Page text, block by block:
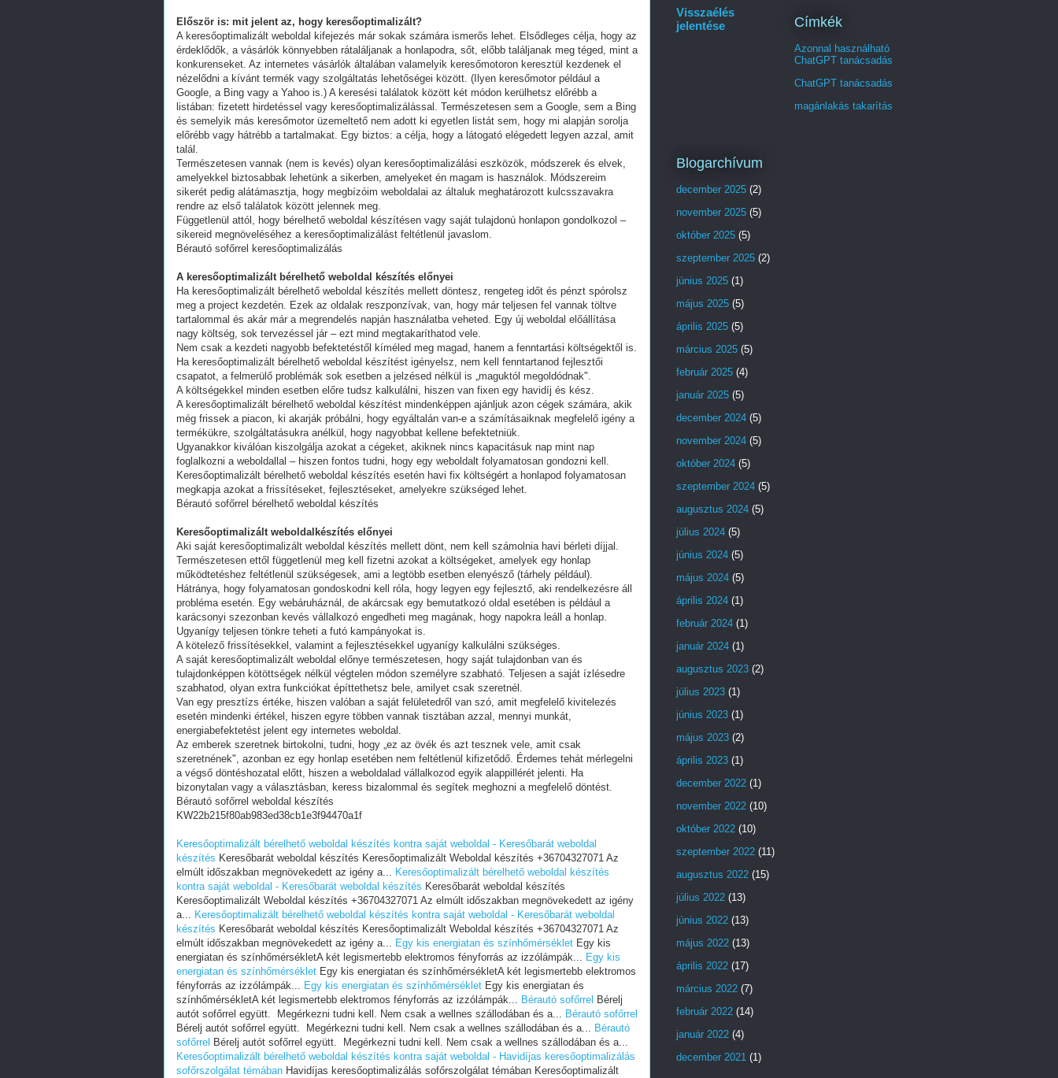
Először is: mit jelent az, hogy keresőoptimalizált?
A keresőoptimalizált weboldal kifejezés már sokak számára ismerős lehet. Elsődleges célja, hogy az
érdeklődők, a vásárlók könnyebben rátaláljanak a honlapodra, sőt, előbb találjanak meg téged, mint a
konkurenseket. Az internetes vásárlók általában valamelyik keresőmotoron keresztül kezdenek el
nézelődni a kívánt termék vagy szolgáltatás lehetőségei között. (Ilyen keresőmotor például a
Google, a Bing vagy a Yahoo is.) A keresési találatok között két módon kerülhetsz előrébb a
listában: fizetett hirdetéssel vagy keresőoptimalizálással. Természetesen sem a Google, sem a Bing
és semelyik más keresőmotor üzemeltető nem adott ki egyetlen listát sem, hogy mi alapján sorolja
előrébb vagy hátrébb a tartalmakat. Egy biztos: a célja, hogy a látogató elégedett legyen azzal, amit
talál.
Természetesen vannak (nem is kevés) olyan keresőoptimalizálási eszközök, módszerek és elvek,
amelyekkel biztosabbak lehetünk a sikerben, amelyeket én magam is használok. Módszereim
sikerét pedig alátámasztja, hogy megbízóim weboldalai az általuk meghatározott kulcsszavakra
rendre az első találatok között jelennek meg.
Függetlenül attól, hogy bérelhető weboldal készítésen vagy saját tulajdonú honlapon gondolkozol –
sikereid megnöveléséhez a keresőoptimalizálást feltétlenül javaslom.
Bérautó sofőrrel keresőoptimalizálás
A keresőoptimalizált bérelhető weboldal készítés előnyei
Ha keresőoptimalizált bérelhető weboldal készítés mellett döntesz, rengeteg időt és pénzt spórolsz
meg a project kezdetén. Ezek az oldalak reszponzívak, van, hogy már teljesen fel vannak töltve
tartalommal és akár már a megrendelés napján használatba veheted. Egy új weboldal előállítása
nagy költség, sok tervezéssel jár – ezt mind megtakaríthatod vele.
Nem csak a kezdeti nagyobb befektetéstől kíméled meg magad, hanem a fenntartási költségektől is.
Ha keresőoptimalizált bérelhető weboldal készítést igényelsz, nem kell fenntartanod fejlesztői
csapatot, a felmerülő problémák sok esetben a jelzésed nélkül is „maguktól megoldódnak".
A költségekkel minden esetben előre tudsz kalkulálni, hiszen van fixen egy havidíj és kész.
A keresőoptimalizált bérelhető weboldal készítést mindenképpen ajánljuk azon cégek számára, akik
még frissek a piacon, ki akarják próbálni, hogy egyáltalán van-e a számításaiknak megfelelő igény a
termékükre, szolgáltatásukra anélkül, hogy nagyobbat kellene befektetniük.
Ugyanakkor kiválóan kiszolgálja azokat a cégeket, akiknek nincs kapacitásuk nap mint nap
foglalkozni a weboldallal – hiszen fontos tudni, hogy egy weboldalt folyamatosan gondozni kell.
Keresőoptimalizált bérelhető weboldal készítés esetén havi fix költségért a honlapod folyamatosan
megkapja azokat a frissítéseket, fejlesztéseket, amelyekre szükséged lehet.
Bérautó sofőrrel bérelhető weboldal készítés
Keresőoptimalizált weboldalkészítés előnyei
Aki saját keresőoptimalizált weboldal készítés mellett dönt, nem kell számolnia havi bérleti díjjal.
Természetesen ettől függetlenül meg kell fizetni azokat a költségeket, amelyek egy honlap
működtetéshez feltétlenül szükségesek, ami a legtöbb esetben elenyésző (tárhely például).
Hátránya, hogy folyamatosan gondoskodni kell róla, hogy legyen egy fejlesztő, aki rendelkezésre áll
probléma esetén. Egy webáruháznál, de akárcsak egy bemutatkozó oldal esetében is például a
karácsonyi szezonban kevés vállalkozó engedheti meg magának, hogy napokra leáll a honlap.
Ugyanígy teljesen tönkre teheti a futó kampányokat is.
A kötelező frissítésekkel, valamint a fejlesztésekkel ugyanígy kalkulálni szükséges.
A saját keresőoptimalizált weboldal előnye természetesen, hogy saját tulajdonban van és
tulajdonképpen kötöttségek nélkül végtelen módon személyre szabható. Teljesen a saját ízlésedre
szabhatod, olyan extra funkciókat építtethetsz bele, amilyet csak szeretnél.
Van egy presztízs értéke, hiszen valóban a saját felületedről van szó, amit megfelelő kivitelezés
esetén mindenki értékel, hiszen egyre többen vannak tisztában azzal, mennyi munkát,
energiabefektetést jelent egy internetes weboldal.
Az emberek szeretnek birtokolni, tudni, hogy „ez az övék és azt tesznek vele, amit csak
szeretnének", azonban ez egy honlap esetében nem feltétlenül kifizetődő. Érdemes tehát mérlegelni
a végső döntéshozatal előtt, hiszen a weboldalad vállalkozod egyik alappillérét jelenti. Ha
bizonytalan vagy a választásban, keress bizalommal és segítek meghozni a megfelelő döntést.
Bérautó sofőrrel weboldal készítés
KW22b215f80ab983ed38cb1e3f94470a1f
Keresőoptimalizált bérelhető weboldal készítés kontra saját weboldal - Keresőbarát weboldal
készítés Keresőbarát weboldal készítés Keresőoptimalizált Weboldal készítés +36704327071 Az
elmúlt időszakban megnövekedett az igény a... Keresőoptimalizált bérelhető weboldal készítés
kontra saját weboldal - Keresőbarát weboldal készítés Keresőbarát weboldal készítés
Keresőoptimalizált Weboldal készítés +36704327071 Az elmúlt időszakban megnövekedett az igény
a... Keresőoptimalizált bérelhető weboldal készítés kontra saját weboldal - Keresőbarát weboldal
készítés Keresőbarát weboldal készítés Keresőoptimalizált Weboldal készítés +36704327071 Az
elmúlt időszakban megnövekedett az igény a... Egy kis energiatan és színhőmérséklet Egy kis
energiatan és színhőmérsékletA két legismertebb elektromos fényforrás az izzólámpák... Egy kis
energiatan és színhőmérséklet Egy kis energiatan és színhőmérsékletA két legismertebb elektromos
fényforrás az izzólámpák... Egy kis energiatan és színhőmérséklet Egy kis energiatan és
színhőmérsékletA két legismertebb elektromos fényforrás az izzólámpák... Bérautó sofőrrel Bérelj
autót sofőrrel együtt. Megérkezni tudni kell. Nem csak a wellnes szállodában és a... Bérautó sofőrrel
Bérelj autót sofőrrel együtt. Megérkezni tudni kell. Nem csak a wellnes szállodában és a... Bérautó
sofőrrel Bérelj autót sofőrrel együtt. Megérkezni tudni kell. Nem csak a wellnes szállodában és a...
Keresőoptimalizált bérelhető weboldal készítés kontra saját weboldal - Havidíjas keresőoptimalizálás
sofőrszolgálat témában Havidíjas keresőoptimalizálás sofőrszolgálat témában Keresőoptimalizált
Visszaélés
jelentése
Címkék
Azonnal használható
ChatGPT tanácsadás
ChatGPT tanácsadás
magánlakás takarítás
Blogarchívum
december 2025 (2)
november 2025 (5)
október 2025 (5)
szeptember 2025 (2)
június 2025 (1)
május 2025 (5)
április 2025 (5)
március 2025 (5)
február 2025 (4)
január 2025 (5)
december 2024 (5)
november 2024 (5)
október 2024 (5)
szeptember 2024 (5)
augusztus 2024 (5)
július 2024 (5)
június 2024 (5)
május 2024 (5)
április 2024 (1)
február 2024 (1)
január 2024 (1)
augusztus 2023 (2)
július 2023 (1)
június 2023 (1)
május 2023 (2)
április 2023 (1)
december 2022 (1)
november 2022 (10)
október 2022 (10)
szeptember 2022 (11)
augusztus 2022 (15)
július 2022 (13)
június 2022 (13)
május 2022 (13)
április 2022 (17)
március 2022 (7)
február 2022 (14)
január 2022 (4)
december 2021 (1)